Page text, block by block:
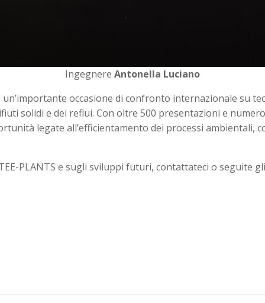
Ingegnere Antonella Luciano
occasione di confronto internazionale su
solidi e dei reflui. Con oltre 500 presentazioni e
legate all’efficientamento dei processi
PLANTS e sugli sviluppi futuri, contattateci o seguite